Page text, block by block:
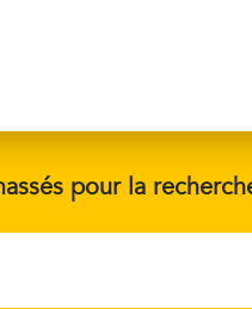
pour la